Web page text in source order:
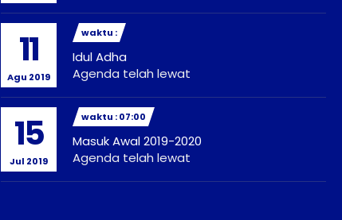
11
Agu 2019
waktu :
Idul Adha
Agenda telah lewat
15
Jul 2019
waktu : 07:00
Masuk Awal 2019-2020
Agenda telah lewat